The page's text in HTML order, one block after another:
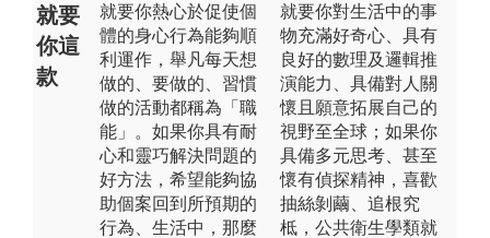
就要
你這
款
就要你熱心於促使個
體的身心行為能夠順
利運作，舉凡每天想
做的、要做的、習慣
做的活動都稱為「職
能」。如果你具有耐
心和靈巧解決問題的
好方法，希望能夠協
助個案回到所預期的
行為、生活中，那麼
就要你對生活中的事
物充滿好奇心、具有
良好的數理及邏輯推
演能力、具備對人關
懷且願意拓展自己的
視野至全球；如果你
具備多元思考、甚至
懷有偵探精神，喜歡
抽絲剝繭、追根究
柢，公共衛生學類就